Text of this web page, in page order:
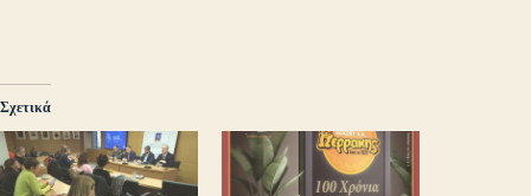
Σχετικά